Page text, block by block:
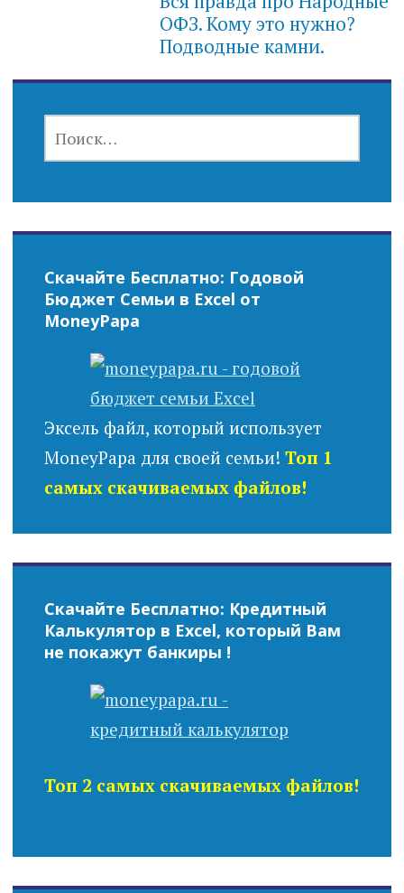
ОФЗ. Кому это нужно?
Подводные камни.
Скачайте Бесплатно: Годовой
Бюджет Семьи в Excel от
MoneyPapa
Эксель файл, который использует
MoneyPapa для своей семьи! Топ 1
самых скачиваемых файлов!
Скачайте Бесплатно: Кредитный
Калькулятор в Excel, который Вам
не покажут банкиры !
Топ 2 самых скачиваемых файлов!